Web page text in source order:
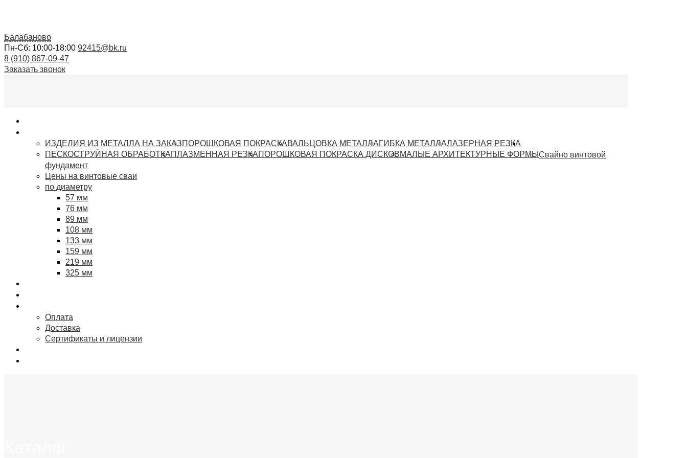
Балабаново
Пн-Сб: 10:00-18:00 92415@bk.ru
8 (910) 867-09-47
Заказать звонок
ИЗДЕЛИЯ ИЗ МЕТАЛЛА НА ЗАКАЗПОРОШКОВАЯ ПОКРАСКАВАЛЬЦОВКА МЕТАЛЛАГИБКА МЕТАЛЛАЛАЗЕРНАЯ РЕЗКА
ПЕСКОСТРУЙНАЯ ОБРАБОТКАПЛАЗМЕННАЯ РЕЗКАПОРОШКОВАЯ ПОКРАСКА ДИСКОВМАЛЫЕ АРХИТЕКТУРНЫЕ ФОРМЫ Свайно винтовой
фундамент
Цены на винтовые сваи
по диаметру
57 мм
76 мм
89 мм
108 мм
133 мм
159 мм
219 мм
325 мм
Оплата
Доставка
Сертификаты и лицензии